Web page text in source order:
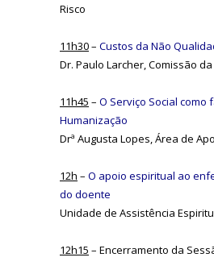
Risco
11h30– Custos da Não
Dr. Paulo Larcher, Comissão
11h45 – O Serviço Social como
Humanização
Drª Augusta Lopes, Área de
12h – O apoio espiritual ao
do doente
Unidade de Assistência
12h15 – Encerramento da